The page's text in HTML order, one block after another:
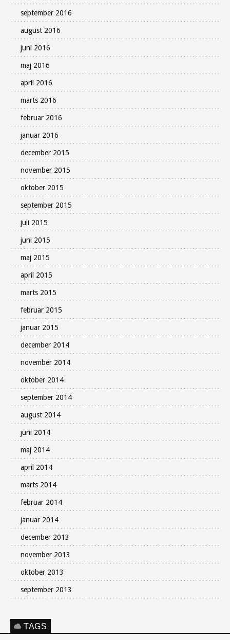
september 2016
august 2016
juni 2016
maj 2016
april 2016
marts 2016
februar 2016
januar 2016
december 2015
november 2015
oktober 2015
september 2015
juli 2015
juni 2015
maj 2015
april 2015
marts 2015
februar 2015
januar 2015
december 2014
november 2014
oktober 2014
september 2014
august 2014
juni 2014
maj 2014
april 2014
marts 2014
februar 2014
januar 2014
december 2013
november 2013
oktober 2013
september 2013
TAGS